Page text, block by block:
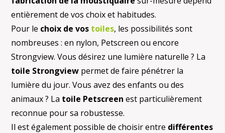
entièrement de vos choix et habitudes.
Pour le choix de vos toiles, les possibilités sont
nombreuses : en nylon, Petscreen ou encore
Strongview. Vous désirez une lumière naturelle ? La
toile Strongview permet de faire pénétrer la
lumière du jour. Vous avez des enfants ou des
animaux ? La toile Petscreen est particulièrement
reconnue pour sa robustesse.
Il est également possible de choisir entre différentes